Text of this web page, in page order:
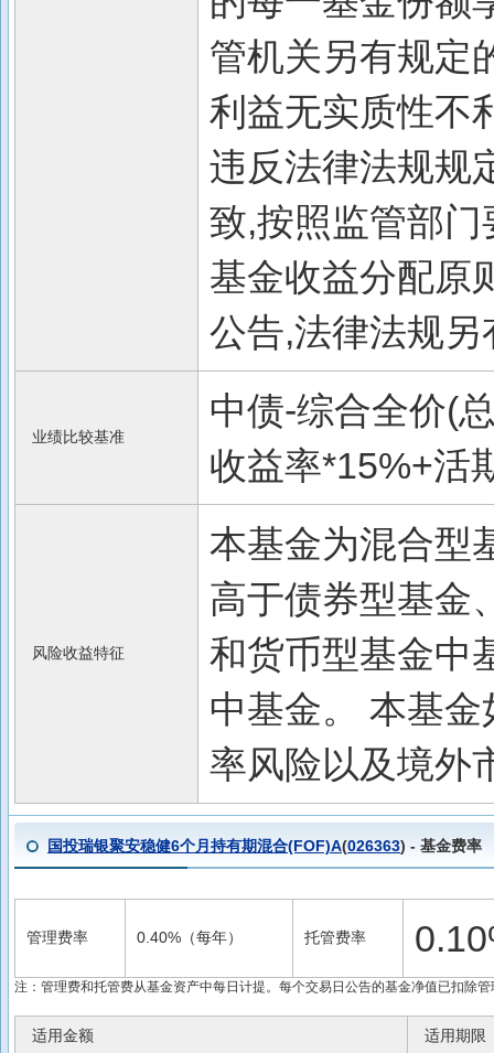
管机关另有规定
利益无实质性不
违反法律法规规
致,按照监管部
基金收益分配原
公告,法律法规
业绩比较基准
中债-综合全价(
收益率*15%+活
风险收益特征
本基金为混合型
高于债券型基金
和货币型基金中
中基金。 本基
率风险以及境外
国投瑞银聚安稳健6个月持有期混合(FOF)A(026363) - 基金费率
管理费率 0.40%（每年） 托管费率
注：管理费和托管费从基金资产中每日计提。每个交易日公告的基金净值已扣除
适用金额 适用期限